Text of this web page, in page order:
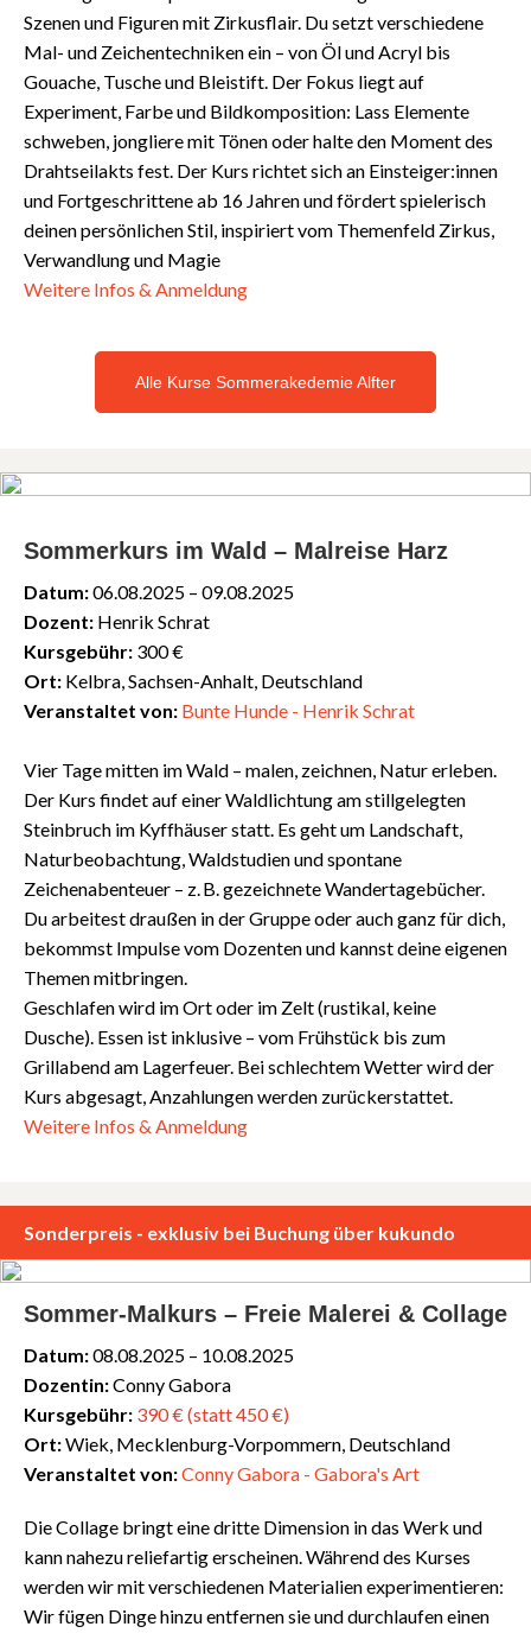
Szenen und Figuren mit Zirkusflair. Du setzt verschiedene
Mal- und Zeichentechniken ein – von Öl und Acryl bis
Gouache, Tusche und Bleistift. Der Fokus liegt auf
Experiment, Farbe und Bildkomposition: Lass Elemente
schweben, jongliere mit Tönen oder halte den Moment des
Drahtseilakts fest. Der Kurs richtet sich an Einsteiger:innen
und Fortgeschrittene ab 16 Jahren und fördert spielerisch
deinen persönlichen Stil, inspiriert vom Themenfeld Zirkus,
Verwandlung und Magie
Weitere Infos & Anmeldung
Alle Kurse Sommerakedemie Alfter
Sommerkurs im Wald – Malreise Harz
Datum:06.08.2025 – 09.08.2025
Dozent: Henrik Schrat
Kursgebühr: 300 €
Ort: Kelbra, Sachsen-Anhalt, Deutschland
Veranstaltet von: Bunte Hunde - Henrik Schrat
Vier Tage mitten im Wald – malen, zeichnen, Natur erleben.
Der Kurs findet auf einer Waldlichtung am stillgelegten
Steinbruch im Kyffhäuser statt. Es geht um Landschaft,
Naturbeobachtung, Waldstudien und spontane
Zeichenabenteuer – z. B. gezeichnete Wandertagebücher.
Du arbeitest draußen in der Gruppe oder auch ganz für dich,
bekommst Impulse vom Dozenten und kannst deine eigenen
Themen mitbringen.
Geschlafen wird im Ort oder im Zelt (rustikal, keine
Dusche). Essen ist inklusive – vom Frühstück bis zum
Grillabend am Lagerfeuer. Bei schlechtem Wetter wird der
Kurs abgesagt, Anzahlungen werden zurückerstattet.
Weitere Infos & Anmeldung
Sonderpreis - exklusiv bei Buchung über kukundo
Sommer-Malkurs – Freie Malerei & Collage
Datum:08.08.2025 – 10.08.2025
Dozentin:Conny Gabora
Kursgebühr: 390 € (statt 450 €)
Ort:Wiek, Mecklenburg-Vorpommern, Deutschland
Veranstaltet von:Conny Gabora - Gabora's Art
Die Collage bringt eine dritte Dimension in das Werk und
kann nahezu reliefartig erscheinen. Während des Kurses
werden wir mit verschiedenen Materialien experimentieren:
Wir fügen Dinge hinzu entfernen sie und durchlaufen einen